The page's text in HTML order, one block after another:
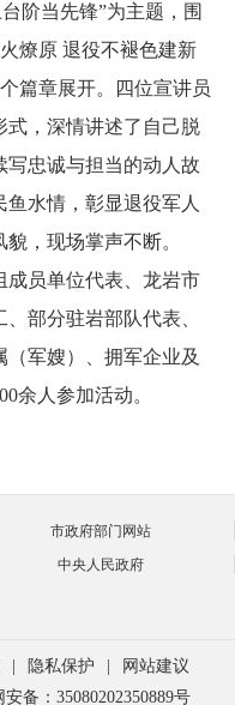
阶当先锋”为主题，围
燎原 退役不褪色建新
篇章展开。四位宣讲员
式，深情讲述了自己脱
写忠诚与担当的动人故
水情，彰显退役军人
，现场掌声不断。
员单位代表、龙岩市
部分驻岩部队代表、
军嫂）、拥军企业及
余人参加活动。
市政府部门网站
中央人民政府
隐私保护
网站建议
安备：35080202350889号